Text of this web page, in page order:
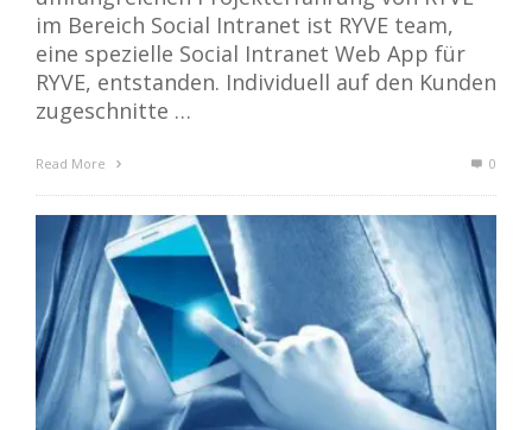
im Bereich Social Intranet ist RYVE team,
eine spezielle Social Intranet Web App für
RYVE, entstanden. Individuell auf den Kunden
zugeschnitte …
Read More 0